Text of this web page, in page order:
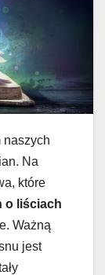
naszych
Na
które
o liściach
Ważną
jest